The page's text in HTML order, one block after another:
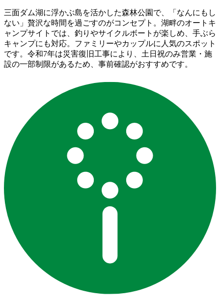
三面ダム湖に浮かぶ島を活かした森林公園で、「なんにもし
ない」贅沢な時間を過ごすのがコンセプト。湖畔のオートキ
ャンプサイトでは、釣りやサイクルボートが楽しめ、手ぶら
キャンプにも対応。ファミリーやカップルに人気のスポット
です。令和7年は災害復旧工事により、土日祝のみ営業・施
設の一部制限があるため、事前確認がおすすめです。